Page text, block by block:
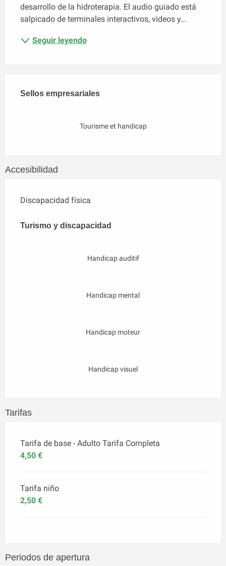
desarrollo de la hidroterapia. El audio guiado está
salpicado de terminales interactivos, videos y...
Seguir leyendo
Sellos empresariales
Sellos empresariales
Tourisme et handicap
Accesibilidad
Discapacidad física
Turismo y discapacidad
Turismo y discapacidad
Handicap auditif
Handicap mental
Handicap moteur
Handicap visuel
Tarifas
Tarifa de base - Adulto Tarifa Completa
4,50 €
Tarifa niño
2,50 €
Periodos de apertura